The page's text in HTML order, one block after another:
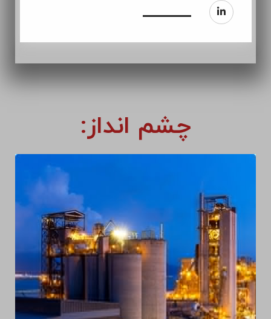
محمد آهنگری
محمد قائمی امیری
نایب رییس هیئت مدیره و مدیر
عامل